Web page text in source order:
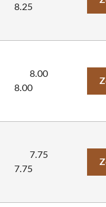
8.25
8.00
8.00
7.75
7.75